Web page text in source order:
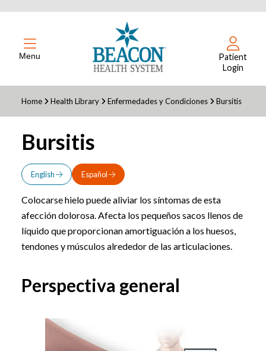
Menu
Patient
Login
Home Health Library Enfermedades y Condiciones Bursitis
Bursitis
English Español
Colocarse hielo puede aliviar los síntomas de esta
afección dolorosa. Afecta los pequeños sacos llenos de
líquido que proporcionan amortiguación a los huesos,
tendones y músculos alrededor de las articulaciones.
Perspectiva general